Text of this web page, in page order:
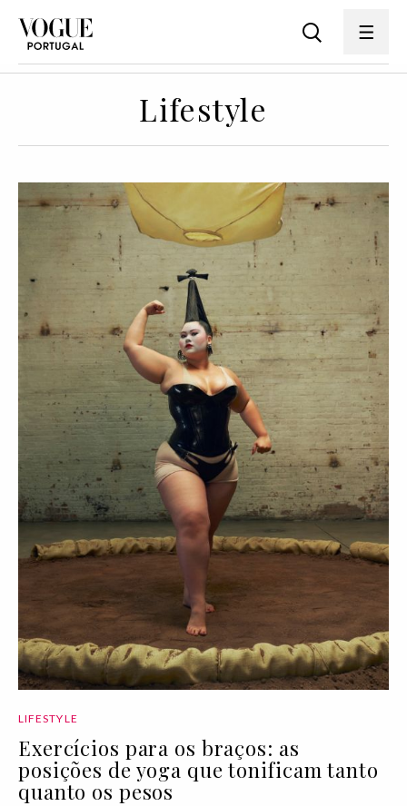
Lifestyle
LIFESTYLE
Exercícios para os braços: as
posições de yoga que tonificam tanto
quanto os pesos